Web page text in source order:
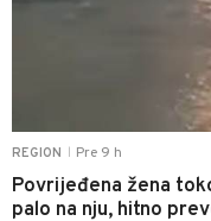
REGION Pre 9 h
Povrijeđena žena
palo na nju, hitno